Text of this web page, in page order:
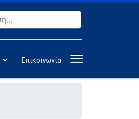
Επικοινωνία